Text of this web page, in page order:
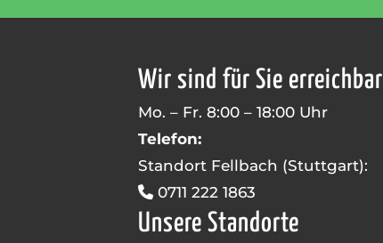
Wir sind für Sie erreichbar
Mo. – Fr. 8:00 – 18:00 Uhr
Telefon:
Standort Fellbach (Stuttgart):
0711 222 1863
Unsere Standorte